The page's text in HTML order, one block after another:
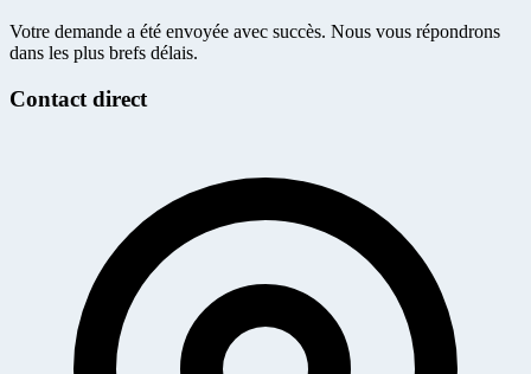
Votre demande a été envoyée avec succès. Nous vous répondrons
dans les plus brefs délais.
Contact direct